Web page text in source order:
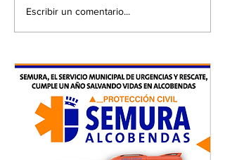
Escribir un comentario...